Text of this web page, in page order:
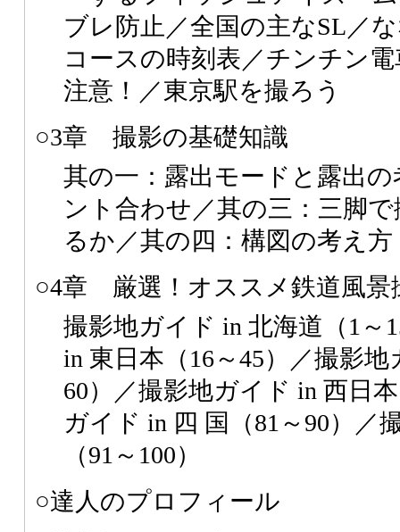
ブレ防止／全国の主なSL／
コースの時刻表／チンチン
注意！／東京駅を撮ろう
○3章 撮影の基礎知識
其の一：露出モードと露出
ント合わせ／其の三：三脚
るか／其の四：構図の考え
○4章 厳選！オススメ鉄道風景
撮影地ガイド in 北海道（1～
in 東日本（16～45）／撮影
60）／撮影地ガイド in 西日
ガイド in 四 国（81～90）／
（91～100）
○達人のプロフィール